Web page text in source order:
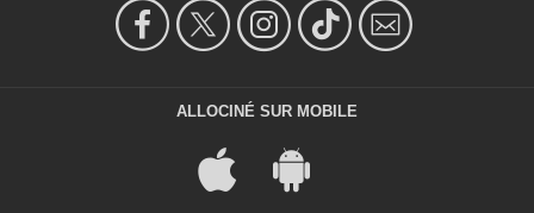
ALLOCINÉ SUR MOBILE